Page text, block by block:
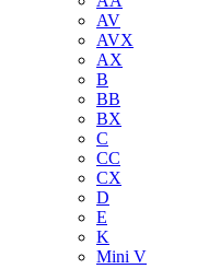
AV
AVX
AX
B
BB
BX
C
CC
CX
D
E
K
Mini V